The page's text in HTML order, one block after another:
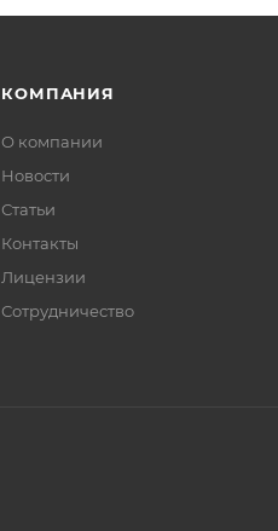
КОМПАНИЯ
О компании
Новости
Статьи
Контакты
Лицензии
Сотрудничество